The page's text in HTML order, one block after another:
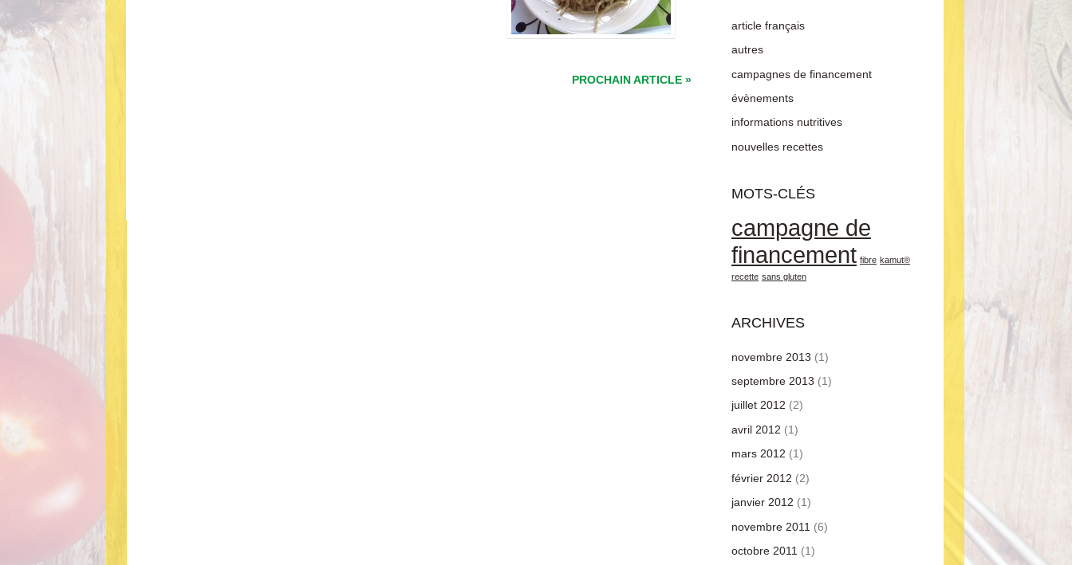
PROCHAIN ARTICLE »
article français
autres
campagnes de financement
évènements
informations nutritives
nouvelles recettes
MOTS-CLÉS
campagne de
financement fibre kamut®
recette sans gluten
ARCHIVES
novembre 2013 (1)
septembre 2013 (1)
juillet 2012 (2)
avril 2012 (1)
mars 2012 (1)
février 2012 (2)
janvier 2012 (1)
novembre 2011 (6)
octobre 2011 (1)